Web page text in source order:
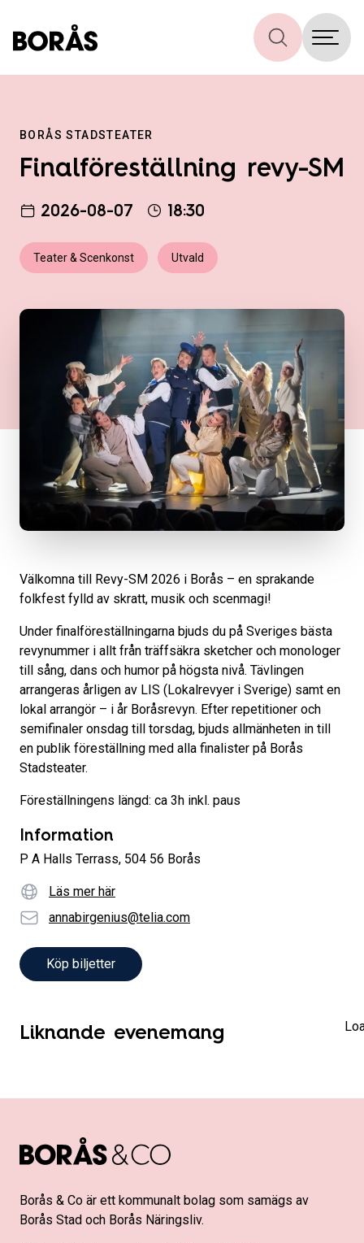
BORÅS STADSTEATER
Finalföreställning revy-SM
2026-08-07 18:30
Teater & Scenkonst Utvald
Välkomna till Revy-SM 2026 i Borås – en sprakande
folkfest fylld av skratt, musik och scenmagi!
Under finalföreställningarna bjuds du på Sveriges bästa
revynummer i allt från träffsäkra sketcher och monologer
till sång, dans och humor på högsta nivå. Tävlingen
arrangeras årligen av LIS (Lokalrevyer i Sverige) samt en
lokal arrangör – i år Boråsrevyn. Efter repetitioner och
semifinaler onsdag till torsdag, bjuds allmänheten in till
en publik föreställning med alla finalister på Borås
Stadsteater.
Föreställningens längd: ca 3h inkl. paus
Information
P A Halls Terrass, 504 56 Borås
Webbplatsadress
Läs mer här
E-Postannabirgenius@telia.com
Köp biljetter
Liknande evenemang
Borås & Co är ett kommunalt bolag som samägs av
Borås Stad och Borås Näringsliv.